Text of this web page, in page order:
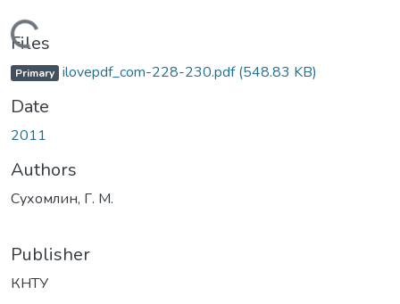
Loading...
Files
Primary ilovepdf_com-228-230.pdf(548.83 KB)
Date
2011
Authors
Сухомлин, Г. М.
Publisher
КНТУ